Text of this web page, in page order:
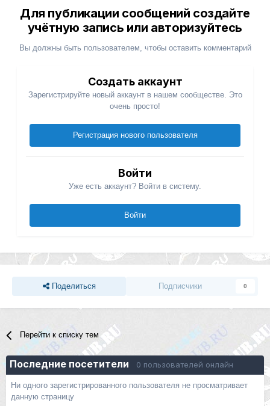
Для публикации сообщений создайте
учётную запись или авторизуйтесь
Вы должны быть пользователем, чтобы оставить комментарий
Создать аккаунт
Зарегистрируйте новый аккаунт в нашем сообществе. Это
очень просто!
Регистрация нового пользователя
Войти
Уже есть аккаунт? Войти в систему.
Войти
Поделиться Подписчики 0
Перейти к списку тем
Последние посетители 0 пользователей онлайн
Ни одного зарегистрированного пользователя не просматривает
данную страницу